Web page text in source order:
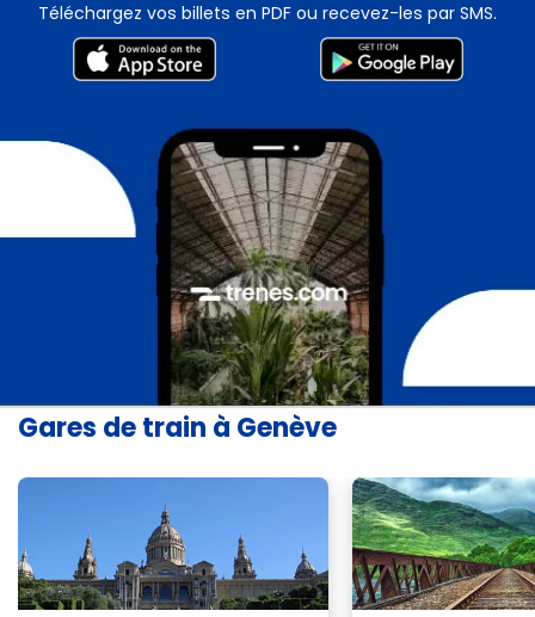
Téléchargez vos billets en PDF ou recevez-les par SMS.
Gares de train à Genève